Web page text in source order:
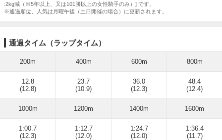
:2kg減（※5年以上、又は101勝以上の女性騎手のみ）] です。
※通過順位、人気は月曜午後（土日開催の場合）に更新されます。
通過タイム（ラップタイム）
200m 400m 600m 800m
12.8
(12.8)
23.7
(10.9)
36.0
(12.3)
48.4
(12.4)
1000m 1200m 1400m 1600m
1:00.7
(12.3)
1:12.7
(12.0)
1:24.7
(12.0)
1:36.4
(11.7)